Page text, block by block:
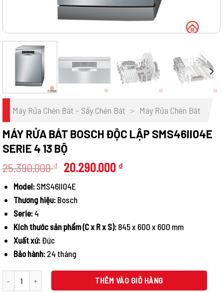
Máy Rửa Chén Bát - Sấy Chén Bát > Máy Rửa Chén Bát
MÁY RỬA BÁT BOSCH ĐỘC LẬP SMS46II04E
SERIE 4 13 BỘ
25.390.000₫
Giá
là:
25.390.000 ₫.
20.290.000 ₫Giá
Model: SMS46II04E
Thương hiệu: Bosch
Serie: 4
Kích thước sản phẩm (C x R x S): 845 x 600 x 600 mm
Xuất xứ: Đức
Bảo hành: 24 tháng
MÁY RỬA BÁT BOSCH ĐỘC LẬP SMS46II04E SERIE 4 13 BỘ số lượng
THÊM VÀO GIỎ HÀNG